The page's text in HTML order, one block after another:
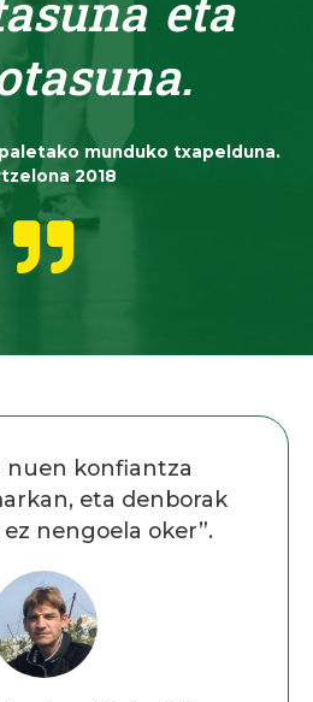
eta
munduko txapelduna.
2018
nuen konfiantza
eta denborak
nengoela oker”.